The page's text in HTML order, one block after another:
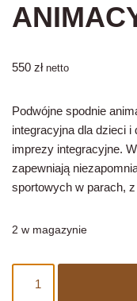
550 zł netto
Podwójne spodnie
integracyjna dla dzieci i
imprezy integracyjne.
zapewniają
sportowych w parach, z
2 w magazynie